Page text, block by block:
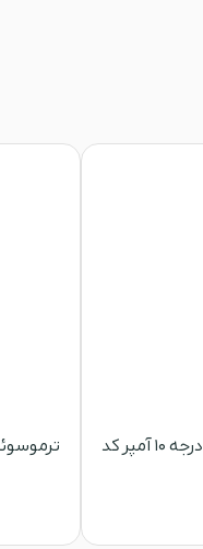
ترموسوئیچ حرارتی قابلمه ای 150 درجه 10 آمپر کد